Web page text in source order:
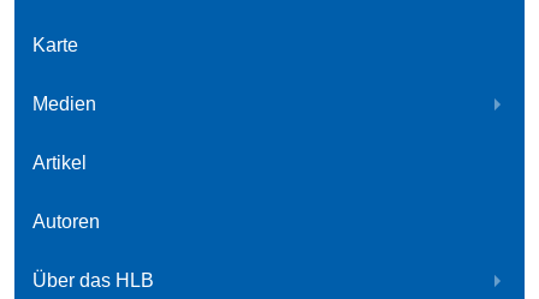
Karte
Medien
Artikel
Autoren
Über das HLB